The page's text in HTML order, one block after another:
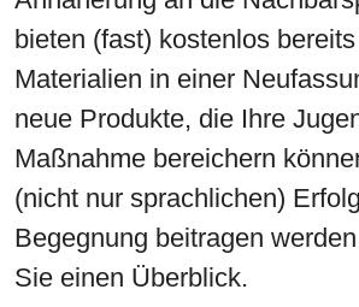
bieten (fast) kostenlos
Materialien in einer
neue Produkte, die Ihre
Maßnahme bereichern
(nicht nur sprachlichen)
Begegnung beitragen
Sie einen Überblick.